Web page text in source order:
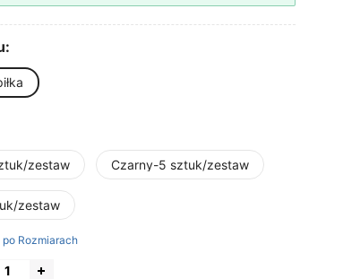
zestaw Czarny-5 sztuk/zestaw
zestaw
Rozmiarach